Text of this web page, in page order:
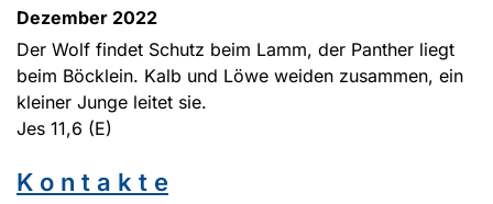
Dezember 2022
Der Wolf findet Schutz beim Lamm, der Panther liegt
beim Böcklein. Kalb und Löwe weiden zusammen, ein
kleiner Junge leitet sie.
Jes 11,6 (E)
K o n t a k t e